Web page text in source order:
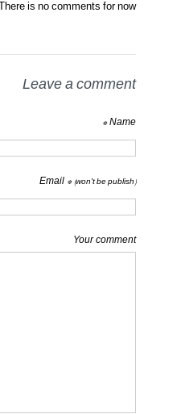
There is no comments for now.
Leave a comment
Name *
Email * (won't be publish)
Your comment